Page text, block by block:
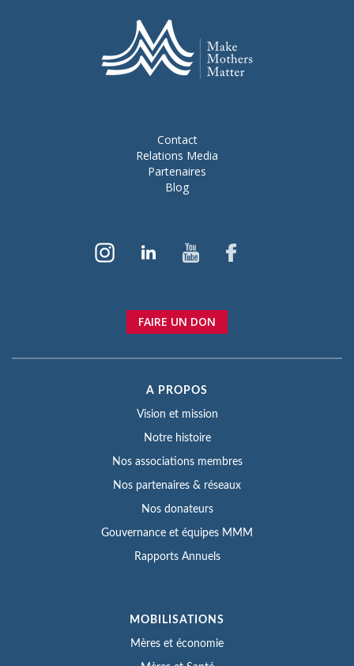
Contact
Relations Media
Partenaires
Blog
FAIRE UN DON
A PROPOS
Vision et mission
Notre histoire
Nos associations membres
Nos partenaires & réseaux
Nos donateurs
Gouvernance et équipes MMM
Rapports Annuels
MOBILISATIONS
Mères et économie